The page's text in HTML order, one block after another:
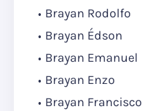
Brayan Rodolfo
Brayan Édson
Brayan Emanuel
Brayan Enzo
Brayan Francisco